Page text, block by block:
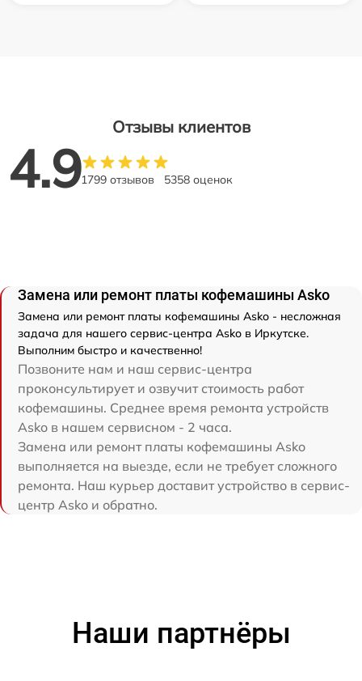
Отзывы клиентов
4.91799 отзывов 5358 оценок
Замена или ремонт платы кофемашины Asko
Замена или ремонт платы кофемашины Asko - несложная
задача для нашего сервис-центра Asko в Иркутске.
Выполним быстро и качественно!
Позвоните нам и наш сервис-центра
проконсультирует и озвучит стоимость работ
кофемашины. Среднее время ремонта устройств
Asko в нашем сервисном - 2 часа.
Замена или ремонт платы кофемашины Asko
выполняется на выезде, если не требует сложного
ремонта. Наш курьер доставит устройство в сервис-
центр Asko и обратно.
Наши партнёры